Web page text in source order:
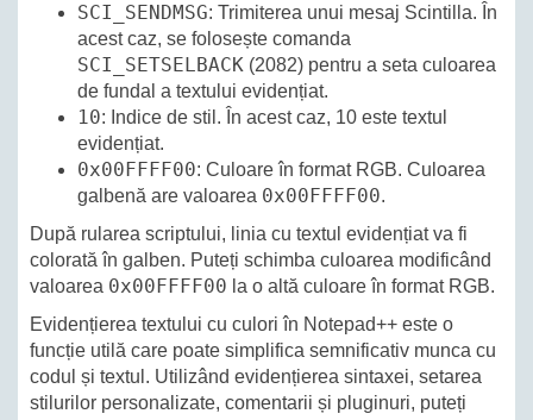
SCI_SENDMSG: Trimiterea unui mesaj Scintilla. În
acest caz, se folosește comanda
SCI_SETSELBACK (2082) pentru a seta culoarea
de fundal a textului evidențiat.
10: Indice de stil. În acest caz, 10 este textul
evidențiat.
0x00FFFF00: Culoare în format RGB. Culoarea
galbenă are valoarea 0x00FFFF00.
După rularea scriptului, linia cu textul evidențiat va fi
colorată în galben. Puteți schimba culoarea modificând
valoarea 0x00FFFF00 la o altă culoare în format RGB.
Evidențierea textului cu culori în Notepad++ este o
funcție utilă care poate simplifica semnificativ munca cu
codul și textul. Utilizând evidențierea sintaxei, setarea
stilurilor personalizate, comentarii și pluginuri, puteți